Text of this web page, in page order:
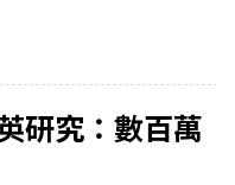
研究：數百萬